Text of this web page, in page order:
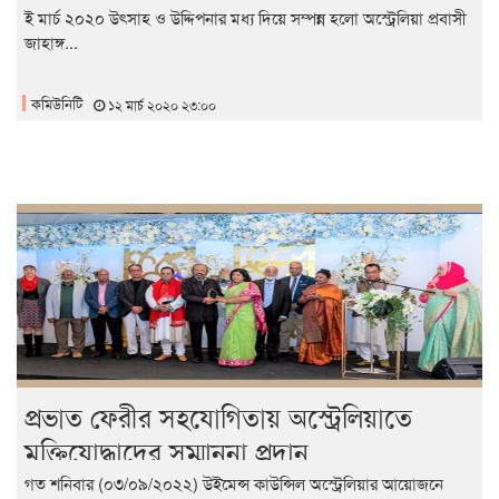
২০২০
ই মার্চ ২০২০ উৎসাহ ও উদ্দিপনার মধ্য দিয়ে সম্পন্ন হলো অস্ট্রেলিয়া প্রবাসী
জাহাঙ্গ...
কমিউনিটি ১২ মার্চ ২০২০ ২৩:০০
প্রভাত ফেরীর সহযোগিতায় অস্ট্রেলিয়াতে
মুক্তিযোদ্ধাদের সম্মাননা প্রদান
গত শনিবার (০৩/০৯/২০২২) উইমেন্স কাউন্সিল অস্ট্রেলিয়ার আয়োজনে